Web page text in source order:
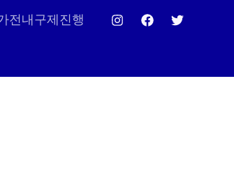
전내구제진행